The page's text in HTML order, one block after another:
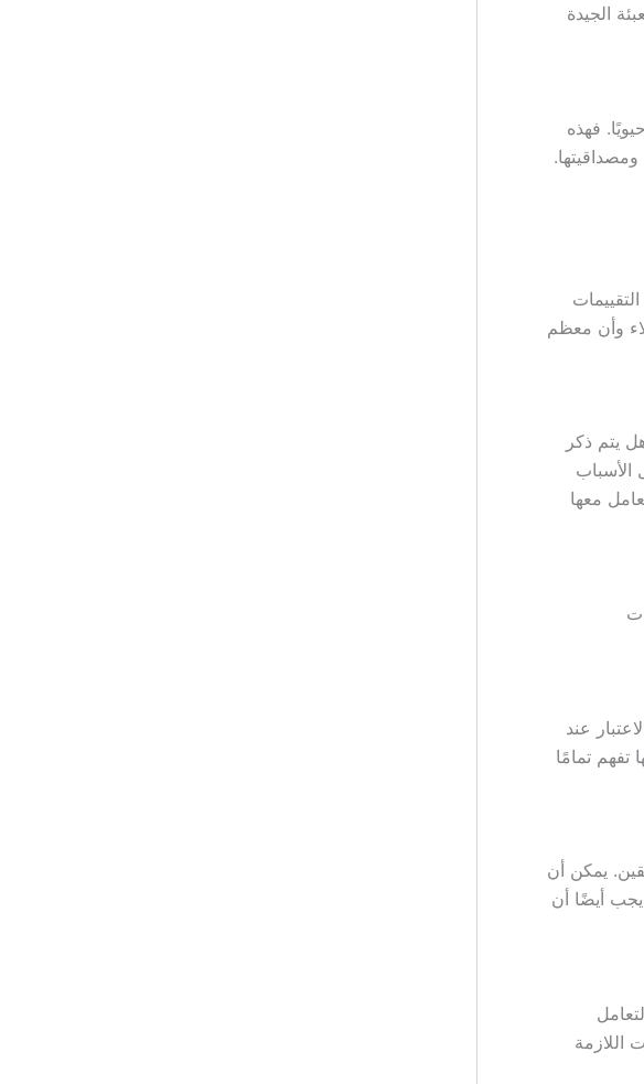
الجيدة
فهذه
وأن معظم
يتم ذكر
الأسباب
معها
عند
تفهم تمامًا
يمكن أن
يجب أيضًا أن
اللازمة